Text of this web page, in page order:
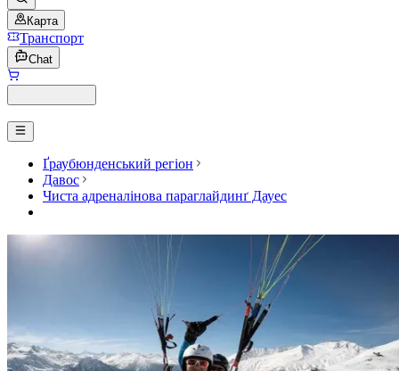
Карта
Транспорт
Chat
Ґраубюнденський регіон
Давос
Чиста адреналінова параглайдинґ Дауес